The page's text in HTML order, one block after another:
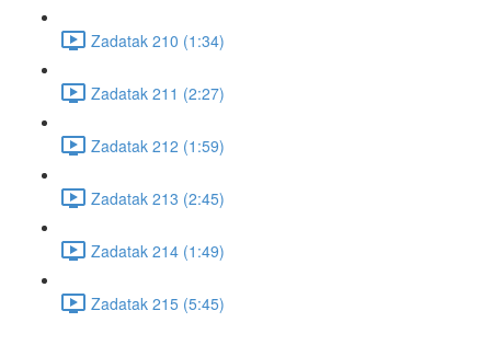
Zadatak 210 (1:34)
Zadatak 211 (2:27)
Zadatak 212 (1:59)
Zadatak 213 (2:45)
Zadatak 214 (1:49)
Zadatak 215 (5:45)